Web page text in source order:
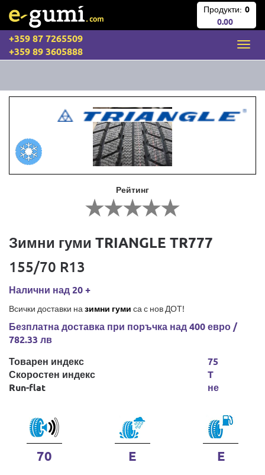
Продукти: 0
0.00
+359 87 7265509
+359 89 3605888
Рейтинг
Зимни гуми TRIANGLE TR777
155/70 R13
Налични над 20 +
Всички доставки на зимни гуми са с нов ДОТ!
Безплатна доставка при поръчка над 400 евро /
782.33 лв
Товарен индекс
Скоростен индекс
Run-flat
75
T
не
70 E E